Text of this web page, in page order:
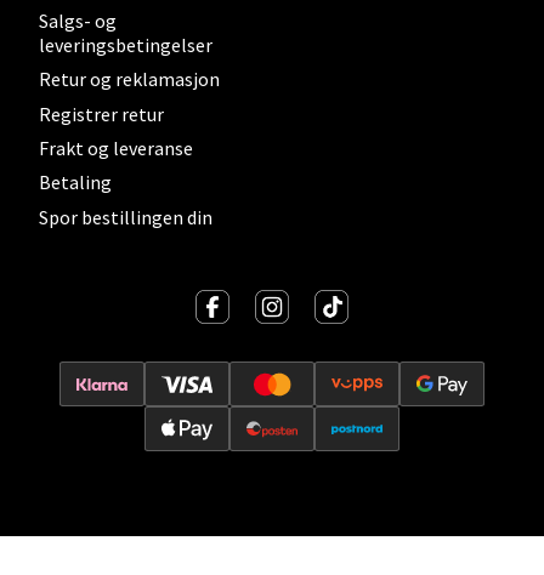
Salgs- og
leveringsbetingelser
Retur og reklamasjon
Registrer retur
Frakt og leveranse
Betaling
Spor bestillingen din
0 i butikk
Lillehammer - Strandtorget
Åpent i dag 09-20
Velg